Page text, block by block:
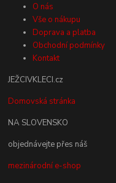
O nás
Vše o nákupu
Doprava a platba
Obchodní podmínky
Kontakt
JEŽCIVKLECI.cz
Domovská stránka
NA SLOVENSKO
objednávejte přes náš
mezinárodní e-shop